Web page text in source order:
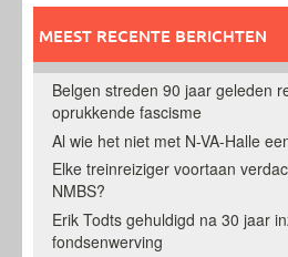
MEEST RECENTE BERICHTEN
Belgen streden 90 jaar geleden
oprukkende fascisme
Al wie het niet met N-VA-Halle
Elke treinreiziger voortaan
NMBS?
Erik Todts gehuldigd na 30 jaar
fondsenwerving